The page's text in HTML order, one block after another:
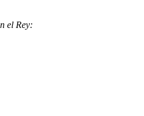
el Rey: